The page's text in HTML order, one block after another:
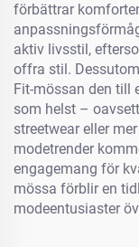
förbättrar
aktiv livsstil,
offra stil.
Fit-mössan den till
som helst –
streetwear eller
modetrender
engagemang för
mössa förblir en
modeentusiaster